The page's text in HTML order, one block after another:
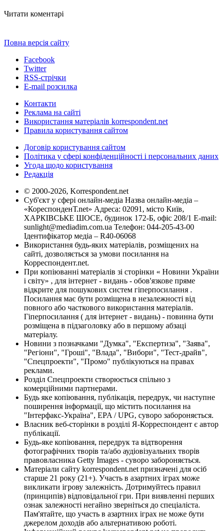
Читати коментарі
Повна версія сайту
Facebook
Twitter
RSS-стрічки
E-mail розсилка
Контакти
Реклама на сайті
Використання матеріалів korrespondent.net
Правила користування сайтом
Договір користування сайтом
Політика у сфері конфіденційності і персональних даних
Угода щодо користування
Редакція
© 2000-2026, Korrespondent.net
Суб'єкт у сфері онлайн-медіа Назва онлайн-медіа –
«КореспонденТ.net» Адреса: 02091, місто Київ,
ХАРКІВСЬКЕ ШОСЕ, будинок 172-Б, офіс 208/1 E-mail:
sunlight@mediadim.com.ua Телефон: 044-205-43-00
Ідентифікатор медіа – R40-06068
Використання будь-яких матеріалів, розміщених на
сайті, дозволяється за умови посилання на
Корреспондент.net.
При копіюванні матеріалів зі сторінки « Новини України
і світу» , для інтернет - видань - обов'язкове пряме
відкрите для пошукових систем гіперпосилання .
Посилання має бути розміщена в незалежності від
повного або часткового використання матеріалів.
Гіперпосилання ( для інтернет - видань) - повинна бути
розміщена в підзаголовку або в першому абзаці
матеріалу.
Новини з позначками "Думка", "Експертиза", "Заява",
"Регіони", "Гроші", "Влада", "Вибори", "Тест-драйв",
"Спецпроекти", "Промо" публікуються на правах
реклами.
Розділ Спецпроекти створюється спільно з
комерційними партнерами.
Будь яке копіювання, публікація, передрук, чи наступне
поширення інформації, що містить посилання на
"Інтерфакс-Україна", EPA / UPG, суворо забороняється.
Власник веб-сторінки в розділі Я-Корреспондент є автор
публікації.
Будь-яке копіювання, передрук та відтворення
фотографічних творів та/або аудіовізуальних творів
правовласника Getty Images - суворо забороняється.
Матеріали сайту korrespondent.net призначені для осіб
старше 21 року (21+). Участь в азартних іграх може
викликати ігрову залежність. Дотримуйтесь правил
(принципів) відповідальної гри. При виявленні перших
ознак залежності негайно зверніться до спеціаліста.
Пам'ятайте, що участь в азартних іграх не може бути
джерелом доходів або альтернативою роботі.